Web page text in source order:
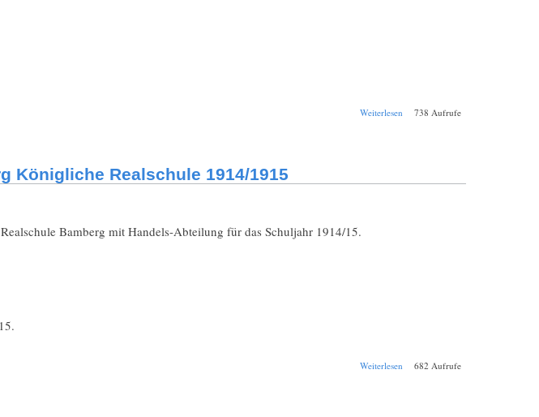
Weiterlesen über Schul-
738 Aufrufe
Königliche Realschule 1914/1915
Bamberg mit Handels-Abteilung für das Schuljahr 1914/15.
Weiterlesen über Schul-
682 Aufrufe